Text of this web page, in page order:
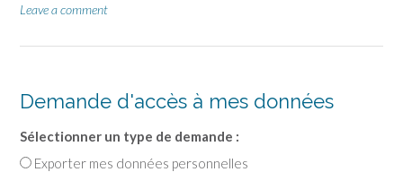
Leave a comment
Demande d'accès à mes données
Sélectionner un type de demande :
Exporter mes données personnelles